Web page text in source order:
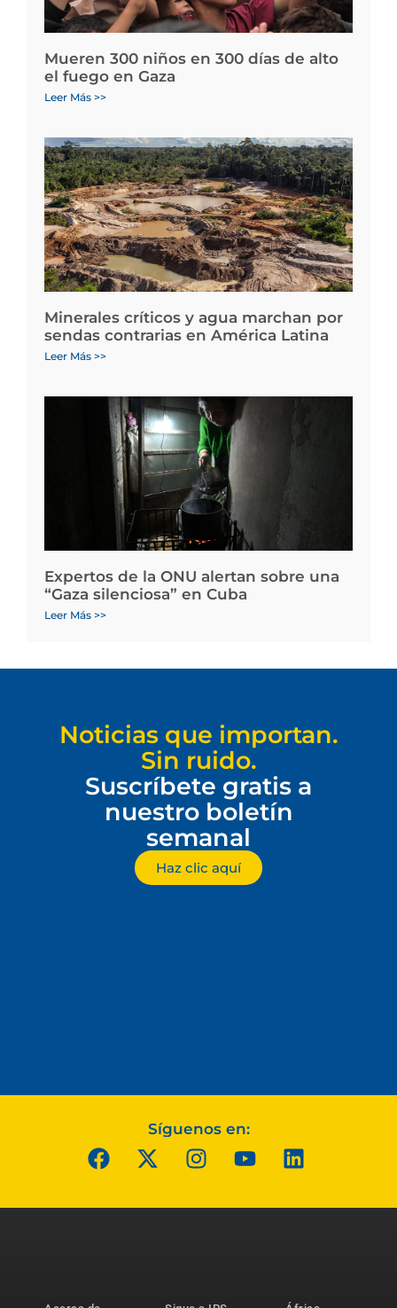
Mueren 300 niños en 300 días de alto
el fuego en Gaza
Leer Más >>
Minerales críticos y agua marchan por
sendas contrarias en América Latina
Leer Más >>
Expertos de la ONU alertan sobre una
“Gaza silenciosa” en Cuba
Leer Más >>
Noticias que importan.
Sin ruido.
Suscríbete gratis a
nuestro boletín
semanal
Haz clic aquí
Síguenos en: